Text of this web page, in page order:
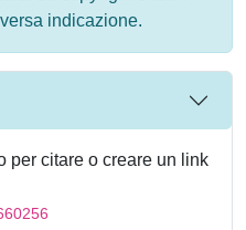
indicazione.
per citare o creare un link